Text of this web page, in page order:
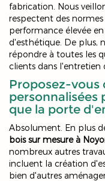
fabrication. Nous
respectent des
performance élevée
d'esthétique. De plus,
répondre à toutes les
clients dans l'entretien
Proposez-vous
personnalisées
que la porte
Absolument. En plus
bois sur mesure à
nombreux autres
incluent la création
bien d'autres